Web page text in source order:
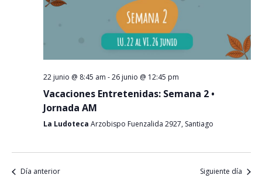
22 junio @ 8:45 am -26 junio @ 12:45 pm
Vacaciones Entretenidas: Semana 2 •
Jornada AM
La Ludoteca Arzobispo Fuenzalida 2927, Santiago
Día anterior Siguiente día